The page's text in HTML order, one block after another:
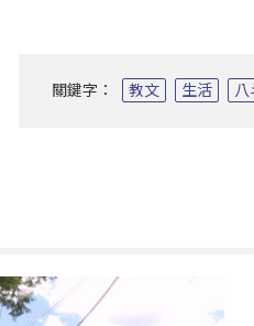
關鍵字： 教文 生活